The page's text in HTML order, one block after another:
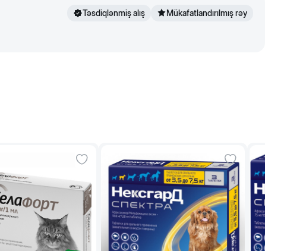
Təsdiqlənmiş alış Mükafatlandırılmış rəy